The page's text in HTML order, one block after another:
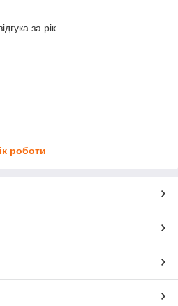
за рік
роботи